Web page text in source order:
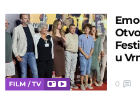
FILM / TV
u
0